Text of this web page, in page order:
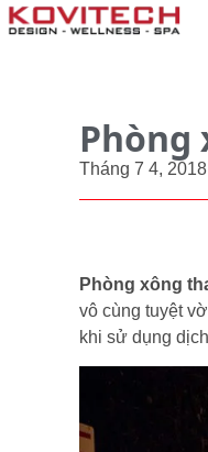
Tháng 7 4, 2018
Phòng xông
vô cùng tuyệt
khi sử dụng